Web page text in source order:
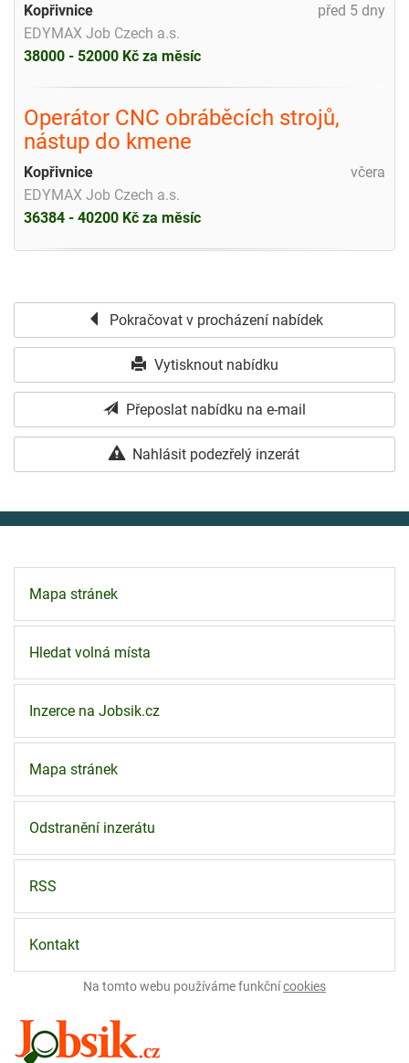
před 5 dny
Kopřivnice
EDYMAX Job Czech a.s.
38000 - 52000 Kč za měsíc
Operátor CNC obráběcích strojů,
nástup do kmene
včera
Kopřivnice
EDYMAX Job Czech a.s.
36384 - 40200 Kč za měsíc
Pokračovat v procházení nabídek
Vytisknout nabídku
Přeposlat nabídku na e-mail
Nahlásit podezřelý inzerát
Mapa stránek
Hledat volná místa
Inzerce na Jobsik.cz
Mapa stránek
Odstranění inzerátu
RSS
Kontakt
Na tomto webu používáme funkčnícookies